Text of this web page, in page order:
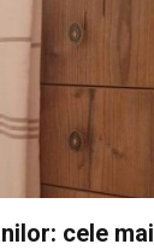
cele mai